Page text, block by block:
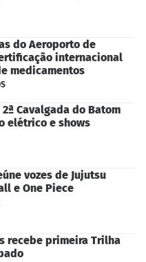
do Aeroporto de
internacional
medicamentos
Cavalgada do Batom
elétrico e shows
vozes de Jujutsu
e One Piece
recebe primeira Trilha